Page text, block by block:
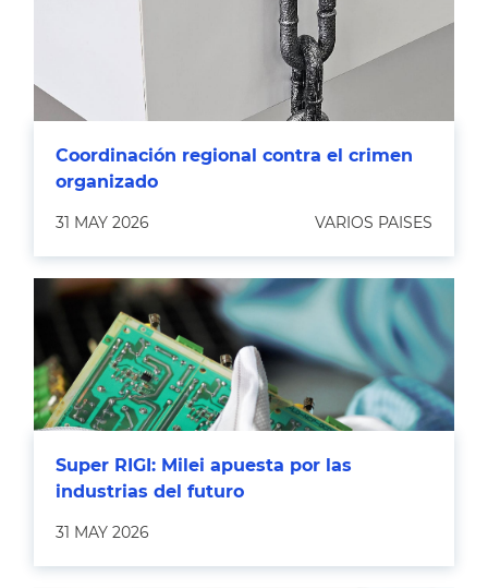
Coordinación regional contra el crimen
organizado
31 MAY 2026 VARIOS PAISES
Super RIGI: Milei apuesta por las
industrias del futuro
31 MAY 2026